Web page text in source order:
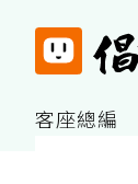
客座總編